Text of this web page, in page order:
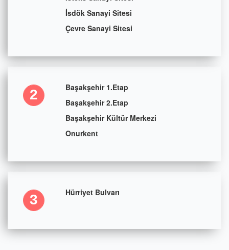
İsdök Sanayi Sitesi
Çevre Sanayi Sitesi
2
Başakşehir 1.Etap
Başakşehir 2.Etap
Başakşehir Kültür Merkezi
Onurkent
3 Hürriyet Bulvarı